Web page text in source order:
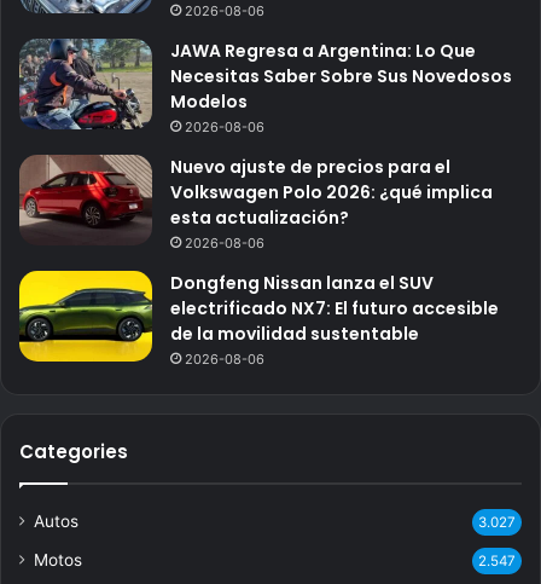
2026-08-06
JAWA Regresa a Argentina: Lo Que
Necesitas Saber Sobre Sus Novedosos
Modelos
2026-08-06
Nuevo ajuste de precios para el
Volkswagen Polo 2026: ¿qué implica
esta actualización?
2026-08-06
Dongfeng Nissan lanza el SUV
electrificado NX7: El futuro accesible
de la movilidad sustentable
2026-08-06
Categories
Autos 3.027
Motos 2.547